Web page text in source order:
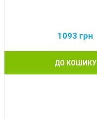
1093 грн
ДО КОШИКУ